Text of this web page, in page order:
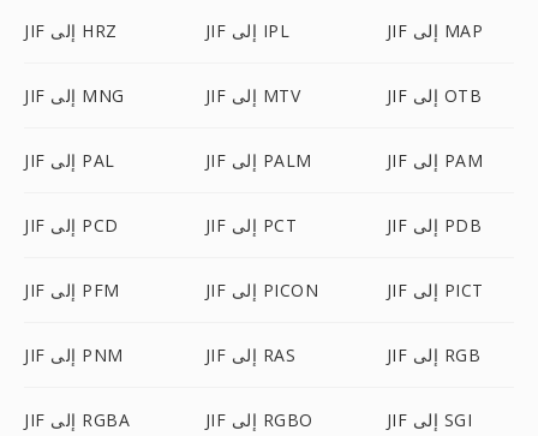
JIF إلى HRZ JIF إلى IPL JIF إلى MAP
JIF إلى MNG JIF إلى MTV JIF إلى OTB
JIF إلى PAL JIF إلى PALM JIF إلى PAM
JIF إلى PCD JIF إلى PCT JIF إلى PDB
JIF إلى PFM JIF إلى PICON JIF إلى PICT
JIF إلى PNM JIF إلى RAS JIF إلى RGB
JIF إلى RGBA JIF إلى RGBO JIF إلى SGI